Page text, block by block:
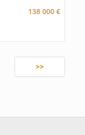
138 000 €
>>